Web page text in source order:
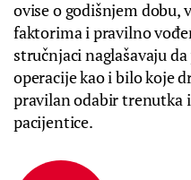
ovise o godišnjem dobu,
faktorima i pravilno
stručnjaci naglašavaju
operacije kao i bilo koje
pravilan odabir trenutka
pacijentice.